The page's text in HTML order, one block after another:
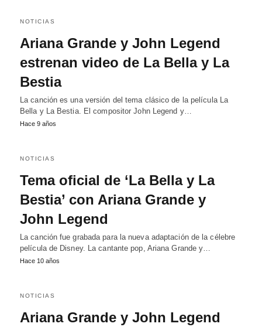
NOTICIAS
Ariana Grande y John Legend
estrenan video de La Bella y La
Bestia
La canción es una versión del tema clásico de la película La
Bella y La Bestia. El compositor John Legend y…
Hace 9 años
NOTICIAS
Tema oficial de ‘La Bella y La
Bestia’ con Ariana Grande y
John Legend
La canción fue grabada para la nueva adaptación de la célebre
película de Disney. La cantante pop, Ariana Grande y…
Hace 10 años
NOTICIAS
Ariana Grande y John Legend